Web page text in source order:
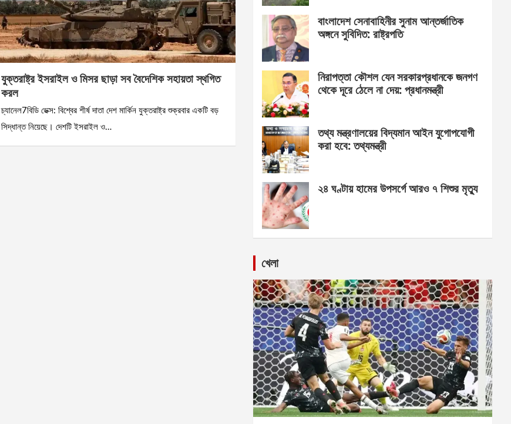
যুক্তরাষ্ট্র ইসরাইল ও মিসর ছাড়া সব বৈদেশিক সহায়তা স্থগিত
করল
চ্যানেল7বিডি ডেক্স: বিশ্বের শীর্ষ দাতা দেশ মার্কিন যুক্তরাষ্ট্র শুক্রবার একটি বড়
সিদ্ধান্ত নিয়েছে। দেশটি ইসরাইল ও…
বাংলাদেশ সেনাবাহিনীর সুনাম আন্তর্জাতিক
অঙ্গনে সুবিদিত: রাষ্ট্রপতি
নিরাপত্তা কৌশল যেন সরকারপ্রধানকে জনগণ
থেকে দূরে ঠেলে না দেয়: প্রধানমন্ত্রী
তথ্য মন্ত্রণালয়ের বিদ্যমান আইন যুগোপযোগী
করা হবে: তথ্যমন্ত্রী
২৪ ঘণ্টায় হামের উপসর্গে আরও ৭ শিশুর মৃত্যু
খেলা